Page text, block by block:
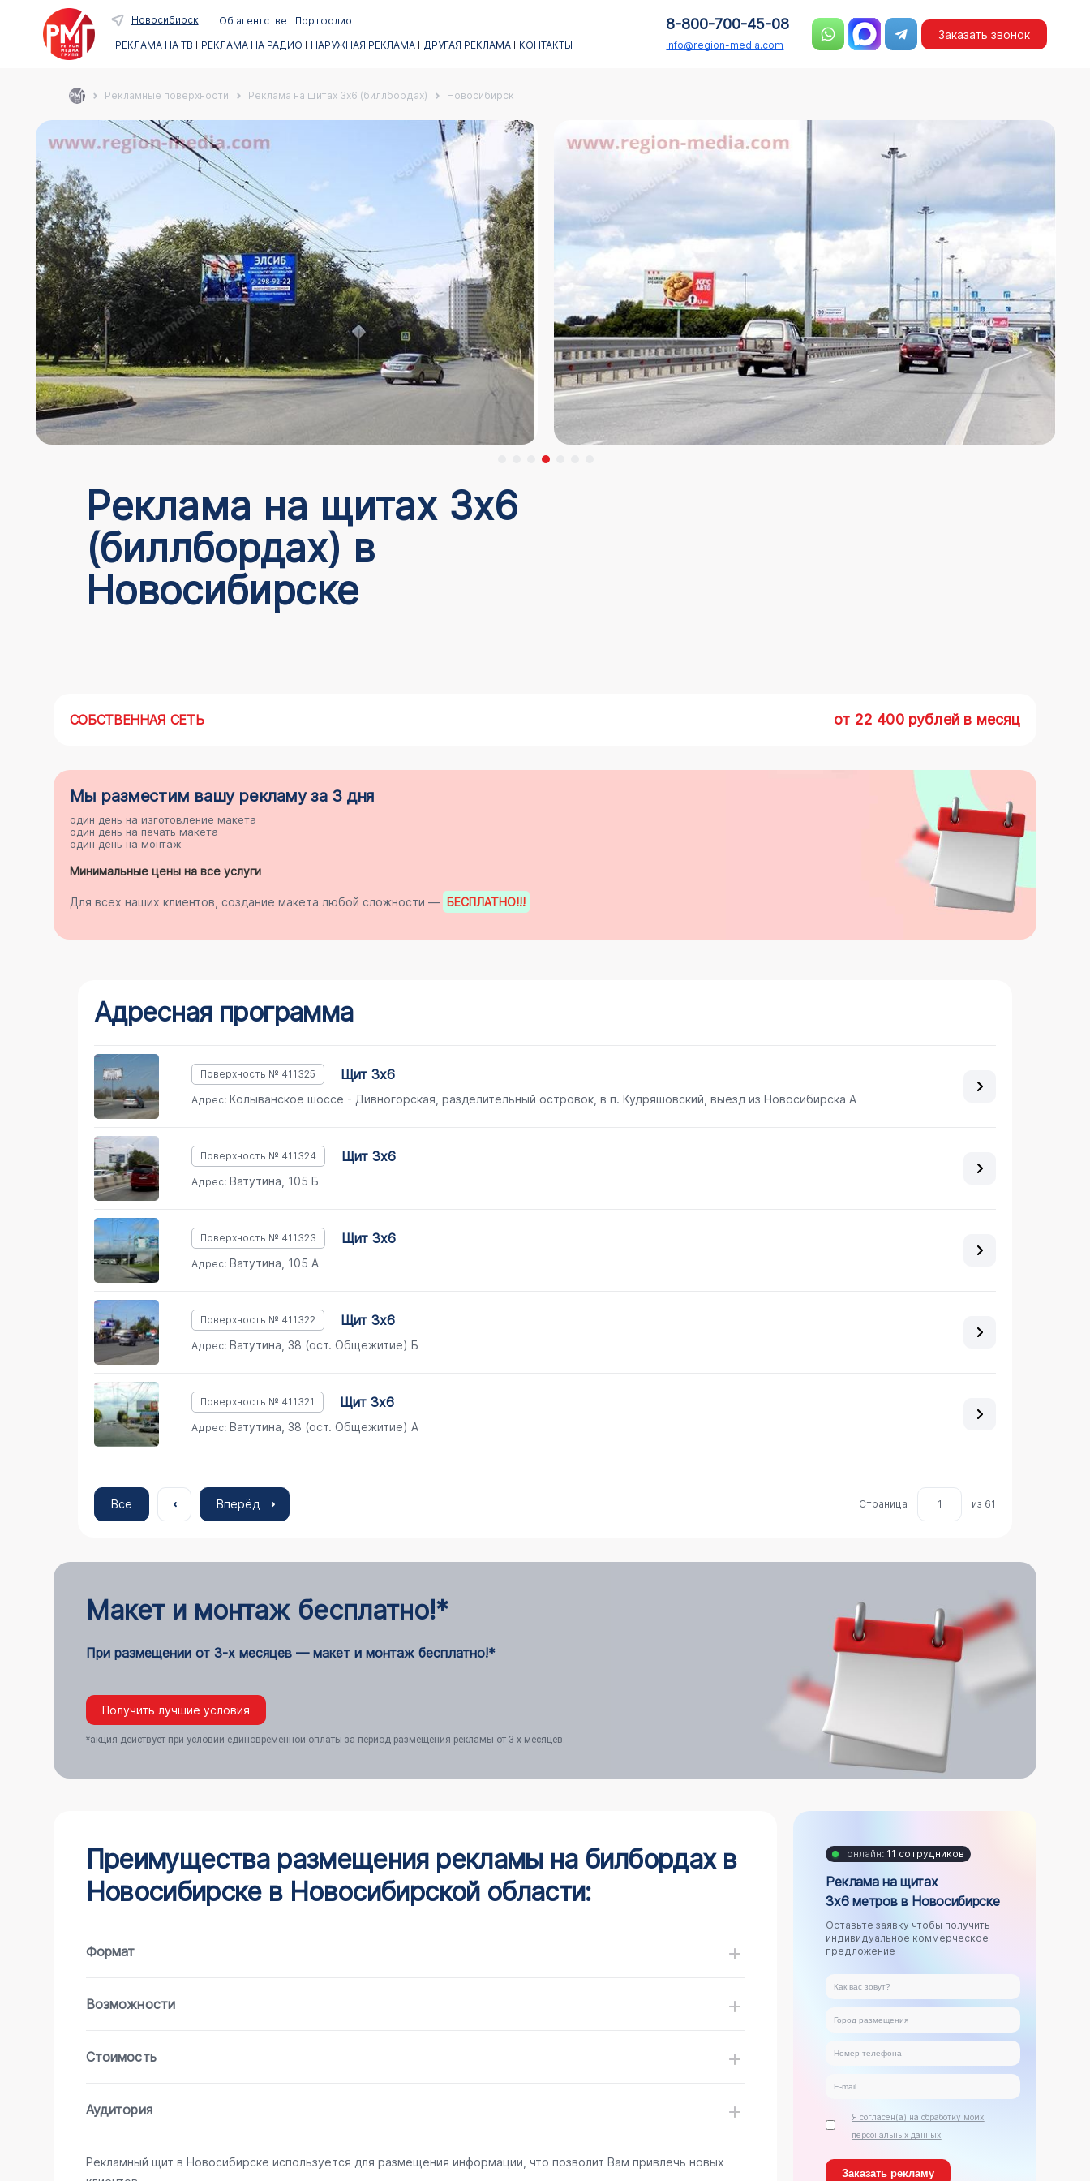
Новосибирск Об агентстве
Портфолио
РЕКЛАМА НА ТВ
РЕКЛАМА НА РАДИО НАРУЖНАЯ РЕКЛАМА ДРУГАЯ РЕКЛАМА КОНТАКТЫ
8-800-700-45-08
info@region-media.com
Заказать звонок
Рекламные поверхности Реклама на щитах 3х6 (биллбордах) Новосибирск
Реклама на щитах 3х6
(биллбордах) в
Новосибирске
СОБСТВЕННАЯ СЕТЬ от 22 400 рублей в месяц
Мы разместим вашу рекламуза 3 дня
один день на изготовление макета
один день на печать макета
один день на монтаж
Минимальные цены на все услуги
Для всех наших клиентов, создание макета любой сложности — БЕСПЛАТНО!!!
Адресная программа
Поверхность № 411325 щит 3х6
Адрес:Колыванское шоссе - Дивногорская, разделительный островок, в п. Кудряшовский, выезд из Новосибирска А
Поверхность № 411324 щит 3х6
Адрес:Ватутина, 105 Б
Поверхность № 411323 щит 3х6
Адрес:Ватутина, 105 А
Поверхность № 411322 щит 3х6
Адрес:Ватутина, 38 (ост. Общежитие) Б
Поверхность № 411321 щит 3х6
Адрес:Ватутина, 38 (ост. Общежитие) А
Все Вперёд Страница 1 из 61
Макет и монтаж бесплатно!*
При размещении от 3-х месяцев — макет и монтаж бесплатно!*
Получить лучшие условия
*акция действует при условии единовременной оплаты за период размещения рекламы от 3-х месяцев.
Преимущества размещения рекламы на билбордах в
Новосибирске в Новосибирской области:
Формат
Возможности
Стоимость
Аудитория
Рекламный щит в Новосибирске используется для размещения информации, что позволит Вам привлечь новых
онлайн: 11 сотрудников
Реклама на щитах
3х6 метров в Новосибирске
Оставьте заявку чтобы получить
индивидуальное коммерческое
предложение
Я согласен(а) на обработку моих
персональных данных